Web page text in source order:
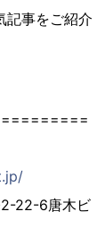
記事をご紹介
2-22-6唐木ビ